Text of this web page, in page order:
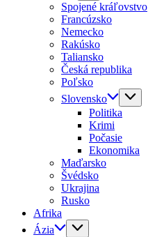
Spojené kráľovstvo
Francúzsko
Nemecko
Rakúsko
Taliansko
Česká republika
Poľsko
Slovensko
Politika
Krimi
Počasie
Ekonomika
Maďarsko
Švédsko
Ukrajina
Rusko
Afrika
Ázia